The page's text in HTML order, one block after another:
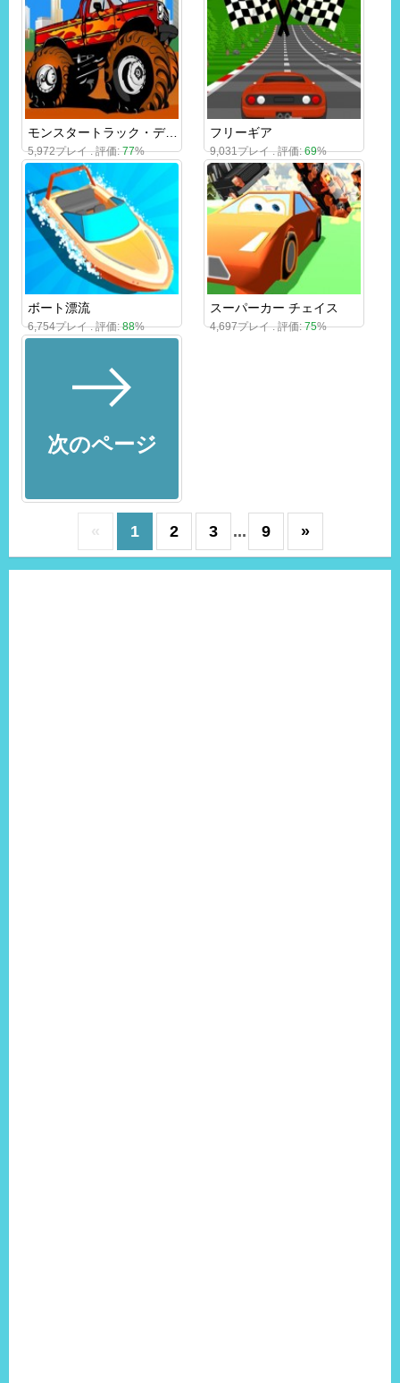
モンスタートラック・デストロイヤー
5,972プレイ . 評価:77%
フリーギア
9,031プレイ . 評価:69%
ボート漂流
6,754プレイ . 評価:88%
スーパーカー チェイス
4,697プレイ . 評価:75%
次のページ
« 1 2 3 ... 9 »